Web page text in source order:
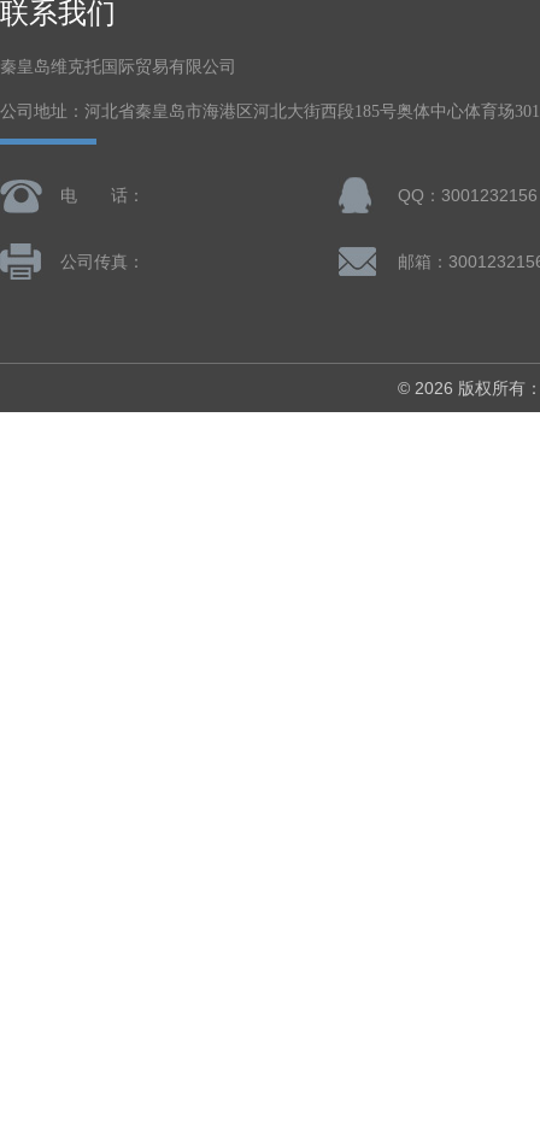
联系我们
秦皇岛维克托国际贸易有限公司
公司地址：河北省秦皇岛市海港区河北大街西段185号奥体中心体育场
电 话： QQ：3001232156
公司传真： 邮箱：
© 2026 版权所有